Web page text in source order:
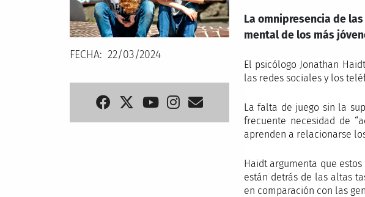
FECHA 22/03/2024
La omnipresencia de
mental de los más
El psicólogo Jonathan
las redes sociales y los
La falta de juego sin la
frecuente necesidad de
aprenden a relacionarse
Haidt argumenta que
están detrás de las altas
en comparación con las